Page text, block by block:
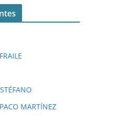
FRAILE
PACO MARTÍNEZ